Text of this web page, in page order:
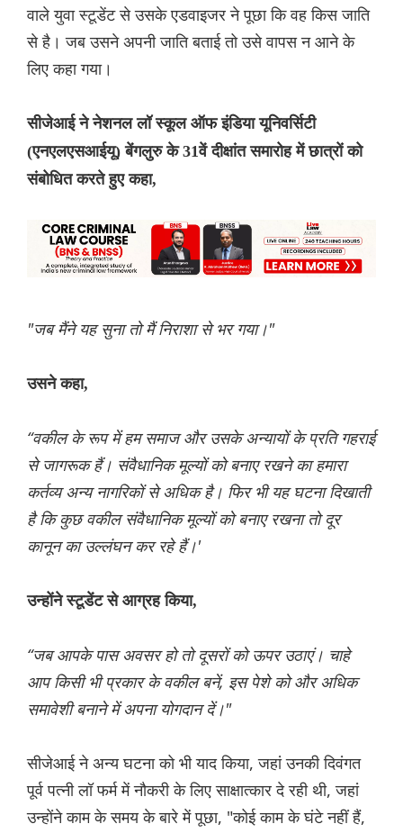
वाले युवा स्टूडेंट से उसके एडवाइजर ने पूछा कि वह किस जाति
से है। जब उसने अपनी जाति बताई तो उसे वापस न आने के
लिए कहा गया।
सीजेआई ने नेशनल लॉ स्कूल ऑफ इंडिया यूनिवर्सिटी
(एनएलएसआईयू) बेंगलुरु के 31वें दीक्षांत समारोह में छात्रों को
संबोधित करते हुए कहा,
"जब मैंने यह सुना तो मैं निराशा से भर गया।"
उसने कहा,
“वकील के रूप में हम समाज और उसके अन्यायों के प्रति गहराई
से जागरूक हैं। संवैधानिक मूल्यों को बनाए रखने का हमारा
कर्तव्य अन्य नागरिकों से अधिक है। फिर भी यह घटना दिखाती
है कि कुछ वकील संवैधानिक मूल्यों को बनाए रखना तो दूर
कानून का उल्लंघन कर रहे हैं।'
उन्होंने स्टूडेंट से आग्रह किया,
“जब आपके पास अवसर हो तो दूसरों को ऊपर उठाएं। चाहे
आप किसी भी प्रकार के वकील बनें, इस पेशे को और अधिक
समावेशी बनाने में अपना योगदान दें।"
सीजेआई ने अन्य घटना को भी याद किया, जहां उनकी दिवंगत
पूर्व पत्नी लॉ फर्म में नौकरी के लिए साक्षात्कार दे रही थी, जहां
उन्होंने काम के समय के बारे में पूछा, "कोई काम के घंटे नहीं हैं,